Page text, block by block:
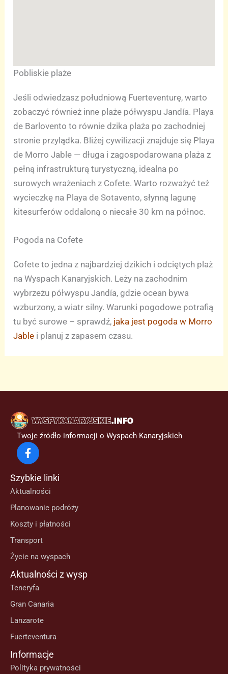
Pobliskie plaże
Jeśli odwiedzasz południową Fuerteventurę, warto
zobaczyć również inne plaże półwyspu Jandía. Playa
de Barlovento to równie dzika plaża po zachodniej
stronie przylądka. Bliżej cywilizacji znajduje się Playa
de Morro Jable — długa i zagospodarowana plaża z
pełną infrastrukturą turystyczną, idealna po
surowych wrażeniach z Cofete. Warto rozważyć też
wycieczkę na Playa de Sotavento, słynną lagunę
kitesurferów oddaloną o niecałe 30 km na północ.
Pogoda na Cofete
Cofete to jedna z najbardziej dzikich i odciętych plaż
na Wyspach Kanaryjskich. Leży na zachodnim
wybrzeżu półwyspu Jandía, gdzie ocean bywa
wzburzony, a wiatr silny. Warunki pogodowe potrafią
tu być surowe – sprawdź, jaka jest pogoda w Morro
Jable i planuj z zapasem czasu.
Twoje źródło informacji o Wyspach Kanaryjskich
Szybkie linki
Aktualności
Planowanie podróży
Koszty i płatności
Transport
Życie na wyspach
Aktualności z wysp
Teneryfa
Gran Canaria
Lanzarote
Fuerteventura
Informacje
Polityka prywatności